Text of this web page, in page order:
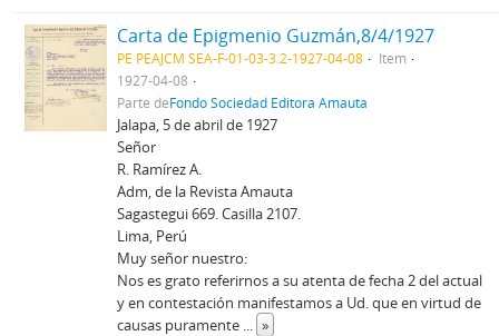
Carta de Epigmenio Guzmán,8/4/1927
PE PEAJCM SEA-F-01-03-3.2-1927-04-08
Item
1927-04-08
Parte deFondo Sociedad Editora Amauta
Jalapa, 5 de abril de 1927
Señor
R. Ramírez A.
Adm, de la Revista Amauta
Sagastegui 669. Casilla 2107.
Lima, Perú
Muy señor nuestro:
Nos es grato referirnos a su atenta de fecha 2 del actual
y en contestación manifestamos a Ud. que en virtud de
causas puramente ... »